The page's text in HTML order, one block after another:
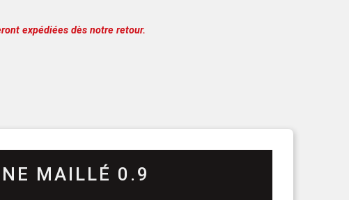
Placage Double-Face
expédiées dès notre retour.
MAILLÉ 0.9